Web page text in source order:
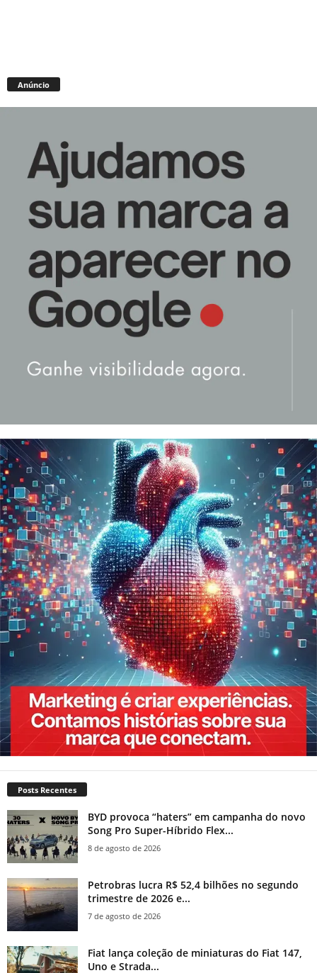
Anúncio
Posts Recentes
BYD provoca “haters” em campanha do novo
Song Pro Super-Híbrido Flex...
8 de agosto de 2026
Petrobras lucra R$ 52,4 bilhões no segundo
trimestre de 2026 e...
7 de agosto de 2026
Fiat lança coleção de miniaturas do Fiat 147,
Uno e Strada...